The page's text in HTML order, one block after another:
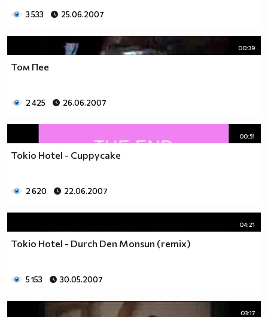
3 533 25.06.2007
00:39
Том Пее
2 425 26.06.2007
00:51
Tokio Hotel - Cuppycake
2 620 22.06.2007
04:21
Tokio Hotel - Durch Den Monsun (remix)
5 153 30.05.2007
03:17